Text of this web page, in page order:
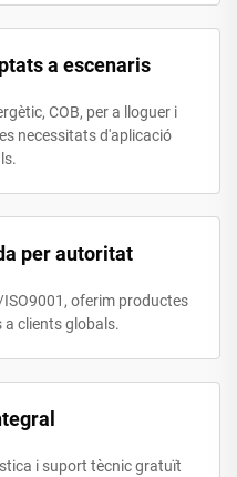
a escenaris
COB, per a lloguer i
necessitats d'aplicació
per autoritat
oferim productes
a clients globals.
i suport tècnic gratuït